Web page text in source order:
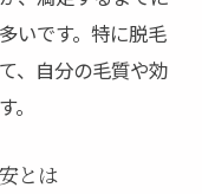
いです。特に脱毛
、自分の毛質や効
とは